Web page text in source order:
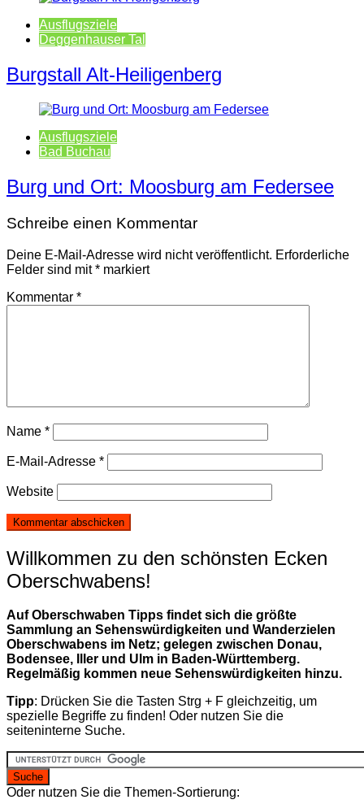
Ausflugsziele
Deggenhauser Tal
Burgstall Alt-Heiligenberg
Ausflugsziele
Bad Buchau
Burg und Ort: Moosburg am Federsee
Schreibe einen Kommentar
Deine E-Mail-Adresse wird nicht veröffentlicht. Erforderliche
Felder sind mit* markiert
Kommentar *
Name *
E-Mail-Adresse *
Website
Willkommen zu den schönsten Ecken
Oberschwabens!
Auf Oberschwaben Tipps findet sich die größte
Sammlung an Sehenswürdigkeiten und Wanderzielen
Oberschwabens im Netz; gelegen zwischen Donau,
Bodensee, Iller und Ulm in Baden-Württemberg.
Regelmäßig kommen neue Sehenswürdigkeiten hinzu.
Tipp: Drücken Sie die Tasten Strg + F gleichzeitig, um
spezielle Begriffe zu finden! Oder nutzen Sie die
seiteninterne Suche.
Oder nutzen Sie die Themen-Sortierung: